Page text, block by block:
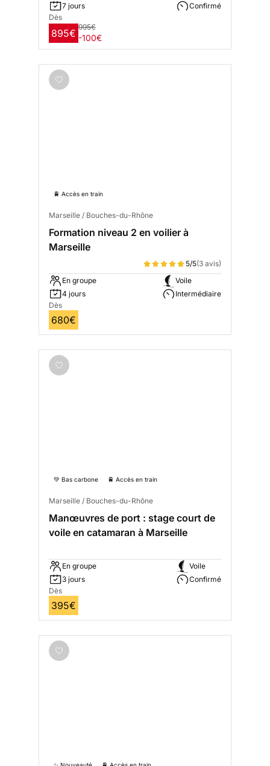
7 jours
Confirmé
Dès
895€
995€
-100€
🚆 Accès en train
Marseille / Bouches-du-Rhône
Formation niveau 2 en voilier à
Marseille
5/5(3 avis)
En groupe
4 jours
Voile
Intermédiaire
Dès
680€
💚 Bas carbone 🚆 Accès en train
Marseille / Bouches-du-Rhône
Manœuvres de port : stage court de
voile en catamaran à Marseille
En groupe
3 jours
Voile
Confirmé
Dès
395€